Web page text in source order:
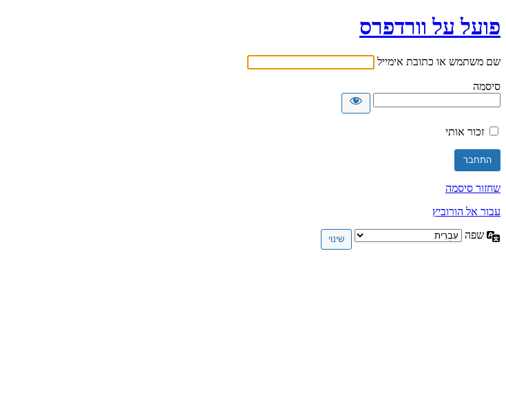
פועל על וורדפרס
שם משתמש או כתובת אימייל
סיסמה
זכור אותי
שחזור סיסמה
עבור אל הורוביץ
שפה